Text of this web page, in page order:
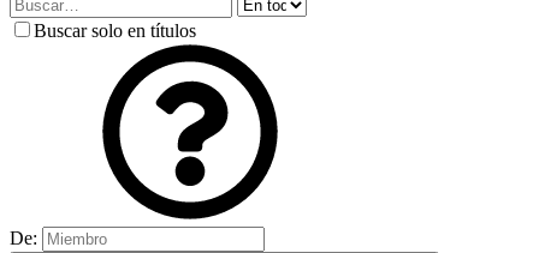
Buscar solo en títulos
De: